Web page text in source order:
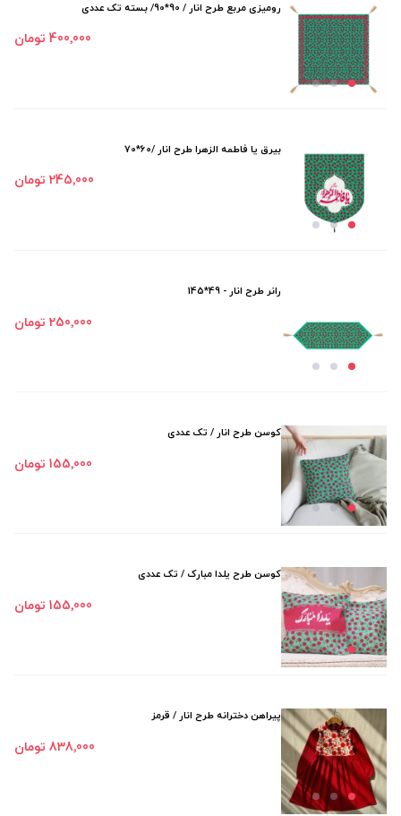
رومیزی مربع طرح انار / 90*90/ بسته تک عددی
400٬000 تومان
بیرق یا فاطمه الزهرا طرح انار /60*70
245٬000 تومان
رانر طرح انار - 49*145
250٬000 تومان
کوسن طرح انار / تک عددی
155٬000 تومان
کوسن طرح یلدا مبارک / تک عددی
155٬000 تومان
پیراهن دخترانه طرح انار / قرمز
838٬000 تومان